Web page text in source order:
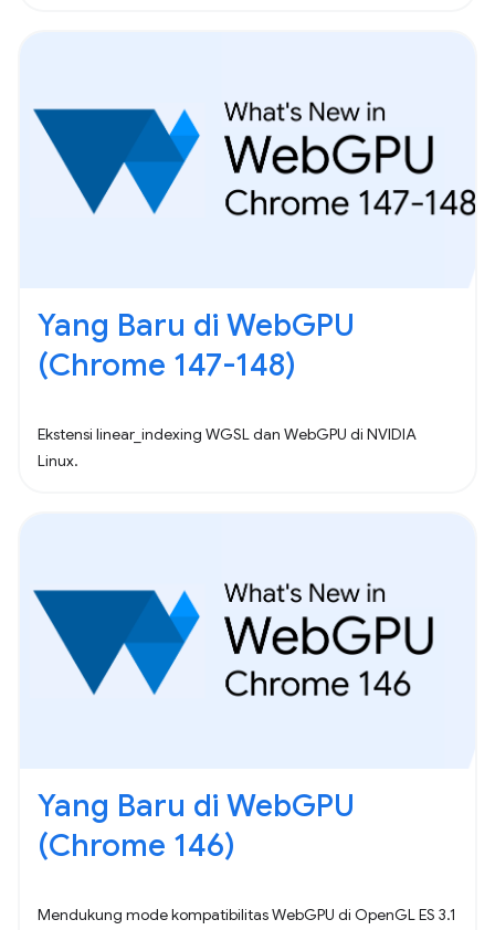
Yang Baru di WebGPU
(Chrome 147-148)
Ekstensi linear_indexing WGSL dan WebGPU di NVIDIA
Linux.
Yang Baru di WebGPU
(Chrome 146)
Mendukung mode kompatibilitas WebGPU di OpenGL ES 3.1